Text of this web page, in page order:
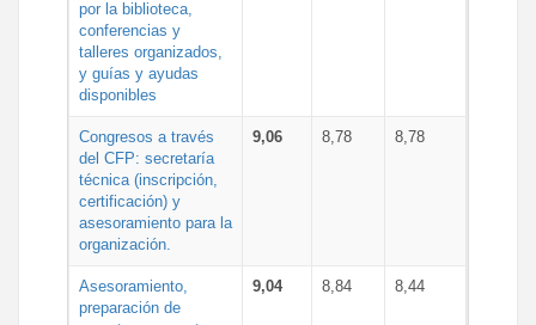
por la biblioteca,
conferencias y
talleres organizados,
y guías y ayudas
disponibles
Congresos a través
del CFP: secretaría
técnica (inscripción,
certificación) y
asesoramiento para la
organización.
9,06 8,78 8,78
Asesoramiento,
preparación de
9,04 8,84 8,44